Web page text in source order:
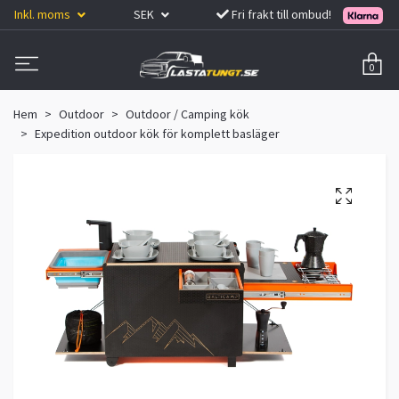
Inkl. moms SEK Fri frakt till ombud!
0
Hem Outdoor
Outdoor / Camping kök
Expedition outdoor kök för komplett basläger